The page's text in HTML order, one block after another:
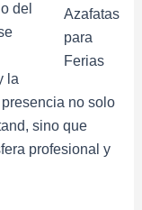
Azafatas
para
Ferias
del
la
no solo
sino que
profesional y